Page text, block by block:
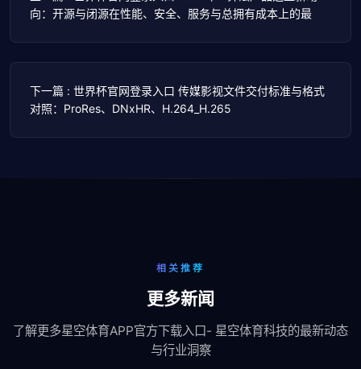
向：开源与闭源在性能、安全、服务与总拥有成本上的最
下一篇 : 世界杯官网登录入口 传媒影视文件交付标准与格式
对照：ProRes、DNxHR、H.264_H.265
相关推荐
更多新闻
了解更多星空体育APP官方下载入口- 星空体育科技的最新动态
与行业洞察